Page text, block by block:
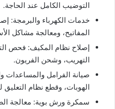
التوضيب الكامل عند الحاجة.
خدمات الكهرباء والبرمجة:
المفاتيح، ومعالجة مشاكل
إصلاح نظام المكيف: فحص
التهريب، وشحن الفريون.
صيانة الفرامل والمساعدات
الهوبات، وقطع نظام التعليق
سمكرة ورش بوية: معالجة